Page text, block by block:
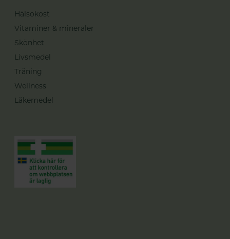
Hälsokost
Vitaminer & mineraler
Skönhet
Livsmedel
Träning
Wellness
Läkemedel